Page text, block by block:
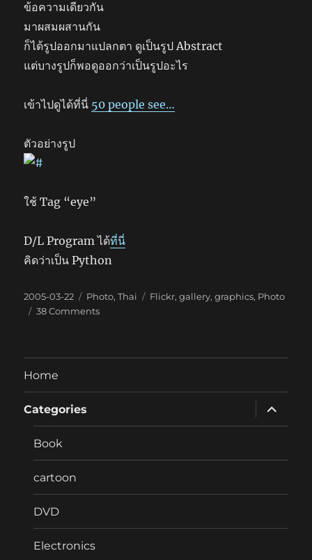
ข้อความเดียวกัน
มาผสมผสานกัน
ก็ได้รูปออกมาแปลกตา ดูเป็นรูป Abstract
แต่บางรูปก็พอดูออกว่าเป็นรูปอะไร
เข้าไปดูได้ที่นี่ 50 people see…
ตัวอย่างรูป
ใช้ Tag “eye”
D/L Program ได้ที่นี่
คิดว่าเป็น Python
Posted
on
2005-03-22 Categories
Photo,Thai Tags
Flickr,gallery,graphics, Photo
38 Commentson
Home
Categories
expand
child
menu
Book
cartoon
DVD
Electronics